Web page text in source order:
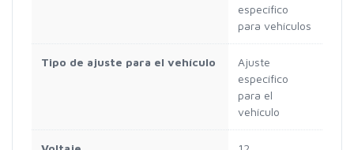
específico
para vehículos
Tipo de ajuste para el vehículo
Ajuste
específico
para el
vehículo